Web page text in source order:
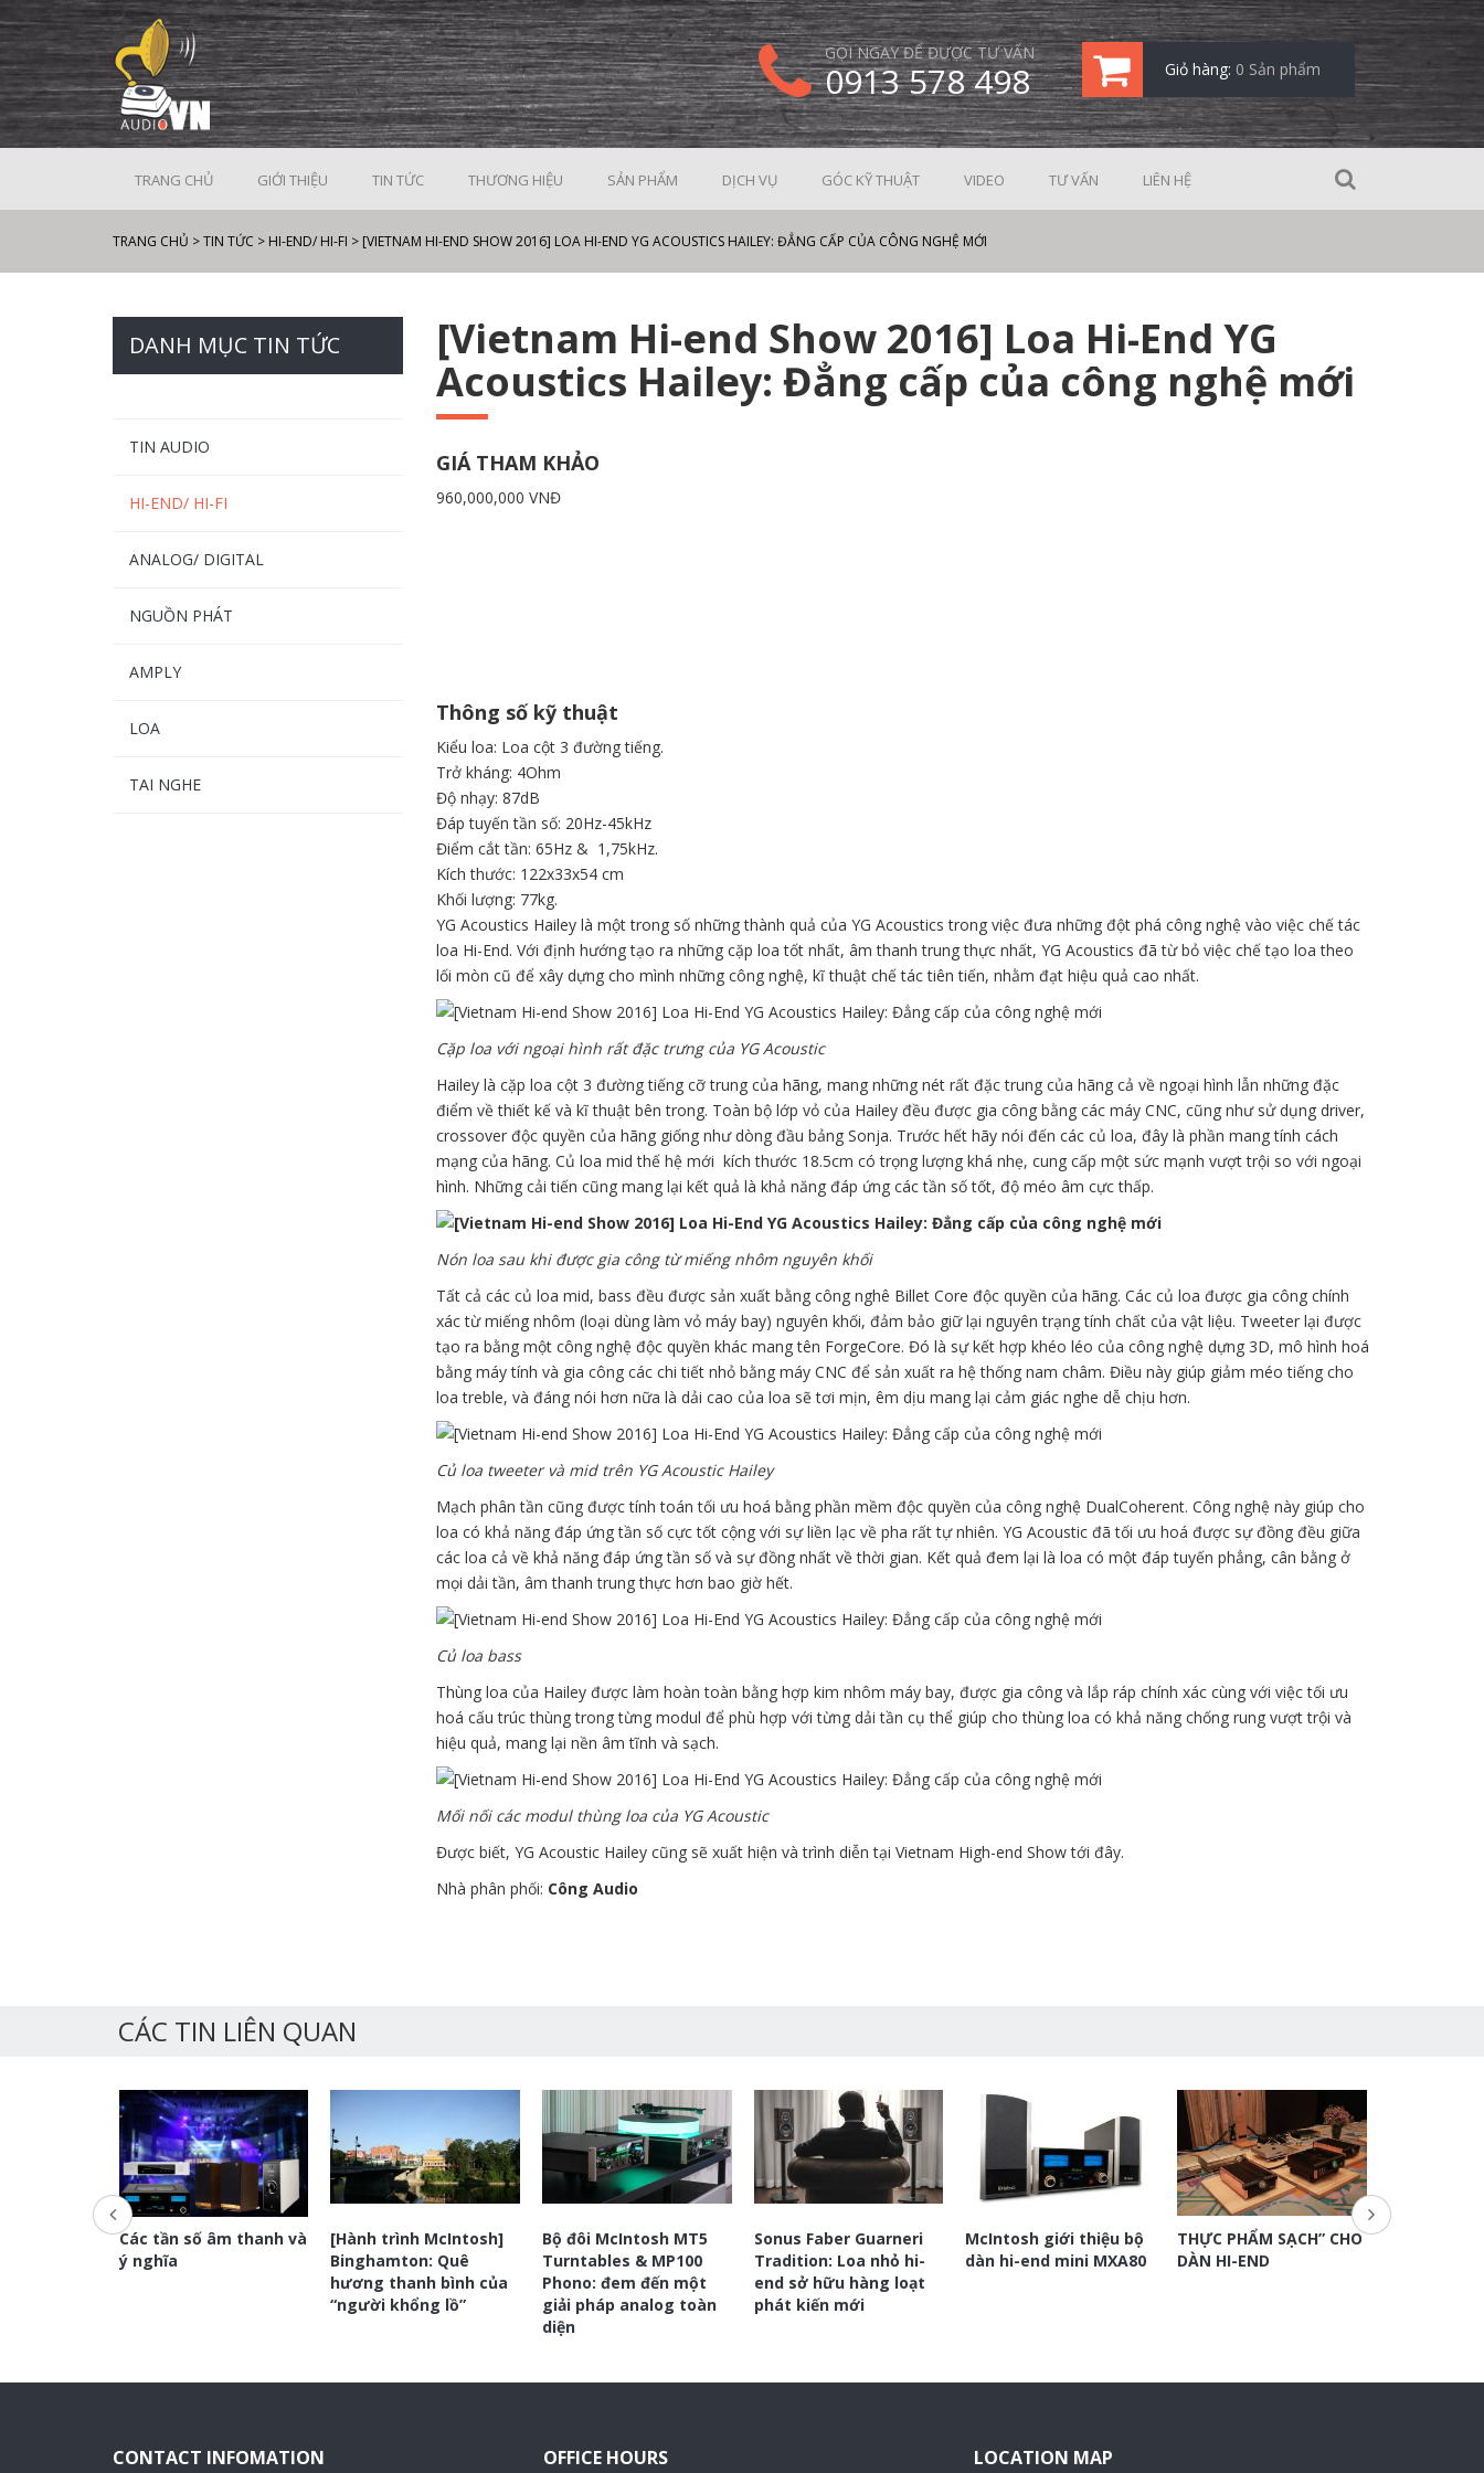
GỌI NGAY ĐỂ ĐƯỢC TƯ VẤN
0913 578 498 Giỏ hàng: 0 Sản phẩm
TRANG CHỦ GIỚI THIỆU TIN TỨC THƯƠNG HIỆU SẢN PHẨM DỊCH VỤ GÓC KỸ THUẬT VIDEO TƯ VẤN LIÊN HỆ
TRANG CHỦ >TIN TỨC > HI-END/ HI-FI > [VIETNAM HI-END SHOW 2016] LOA HI-END YG ACOUSTICS HAILEY: ĐẲNG CẤP CỦA CÔNG NGHỆ MỚI
[Vietnam Hi-end Show 2016] Loa Hi-End YG
Acoustics Hailey: Đẳng cấp của công nghệ mới
GIÁ THAM KHẢO
960,000,000 VNĐ
Thông số kỹ thuật
Kiểu loa: Loa cột 3 đường tiếng.
Trở kháng: 4Ohm
Độ nhạy: 87dB
Đáp tuyến tần số: 20Hz-45kHz
Điểm cắt tần: 65Hz & 1,75kHz.
Kích thước: 122x33x54 cm
Khối lượng: 77kg.
YG Acoustics Hailey là một trong số những thành quả của YG Acoustics trong việc đưa những đột phá công nghệ vào việc chế tác
loa Hi-End. Với định hướng tạo ra những cặp loa tốt nhất, âm thanh trung thực nhất, YG Acoustics đã từ bỏ việc chế tạo loa theo
lối mòn cũ để xây dựng cho mình những công nghệ, kĩ thuật chế tác tiên tiến, nhằm đạt hiệu quả cao nhất.
Cặp loa với ngoại hình rất đặc trưng của YG Acoustic
Hailey là cặp loa cột 3 đường tiếng cỡ trung của hãng, mang những nét rất đặc trung của hãng cả về ngoại hình lẫn những đặc
điểm về thiết kế và kĩ thuật bên trong. Toàn bộ lớp vỏ của Hailey đều được gia công bằng các máy CNC, cũng như sử dụng driver,
crossover độc quyền của hãng giống như dòng đầu bảng Sonja. Trước hết hãy nói đến các củ loa, đây là phần mang tính cách
mạng của hãng. Củ loa mid thế hệ mới kích thước 18.5cm có trọng lượng khá nhẹ, cung cấp một sức mạnh vượt trội so với ngoại
hình. Những cải tiến cũng mang lại kết quả là khả năng đáp ứng các tần số tốt, độ méo âm cực thấp.
Nón loa sau khi được gia công từ miếng nhôm nguyên khối
Tất cả các củ loa mid, bass đều được sản xuất bằng công nghê Billet Core độc quyền của hãng. Các củ loa được gia công chính
xác từ miếng nhôm (loại dùng làm vỏ máy bay) nguyên khối, đảm bảo giữ lại nguyên trạng tính chất của vật liệu. Tweeter lại được
tạo ra bằng một công nghệ độc quyền khác mang tên ForgeCore. Đó là sự kết hợp khéo léo của công nghệ dựng 3D, mô hình hoá
bằng máy tính và gia công các chi tiết nhỏ bằng máy CNC để sản xuất ra hệ thống nam châm. Điều này giúp giảm méo tiếng cho
loa treble, và đáng nói hơn nữa là dải cao của loa sẽ tơi mịn, êm dịu mang lại cảm giác nghe dễ chịu hơn.
Củ loa tweeter và mid trên YG Acoustic Hailey
Mạch phân tần cũng được tính toán tối ưu hoá bằng phần mềm độc quyền của công nghệ DualCoherent. Công nghệ này giúp cho
loa có khả năng đáp ứng tần số cực tốt cộng với sự liền lạc về pha rất tự nhiên. YG Acoustic đã tối ưu hoá được sự đồng đều giữa
các loa cả về khả năng đáp ứng tần số và sự đồng nhất về thời gian. Kết quả đem lại là loa có một đáp tuyến phẳng, cân bằng ở
mọi dải tần, âm thanh trung thực hơn bao giờ hết.
Củ loa bass
Thùng loa của Hailey được làm hoàn toàn bằng hợp kim nhôm máy bay, được gia công và lắp ráp chính xác cùng với việc tối ưu
hoá cấu trúc thùng trong từng modul để phù hợp với từng dải tần cụ thể giúp cho thùng loa có khả năng chống rung vượt trội và
hiệu quả, mang lại nền âm tĩnh và sạch.
Mối nối các modul thùng loa của YG Acoustic
Được biết, YG Acoustic Hailey cũng sẽ xuất hiện và trình diễn tại Vietnam High-end Show tới đây.
Nhà phân phối: Công Audio
DANH MỤC TIN TỨC
TIN AUDIO
HI-END/ HI-FI
ANALOG/ DIGITAL
NGUỒN PHÁT
AMPLY
LOA
TAI NGHE
CÁC TIN LIÊN QUAN
Các tần số âm thanh và
ý nghĩa
[Hành trình McIntosh]
Binghamton: Quê
hương thanh bình của
“người khổng lồ”
Bộ đôi McIntosh MT5
Turntables & MP100
Phono: đem đến một
giải pháp analog toàn
diện
Sonus Faber Guarneri
Tradition: Loa nhỏ hi-
end sở hữu hàng loạt
phát kiến mới
McIntosh giới thiệu bộ
dàn hi-end mini MXA80
THỰC PHẨM SẠCH” CHO
DÀN HI-END
CONTACT INFOMATION OFFICE HOURS LOCATION MAP